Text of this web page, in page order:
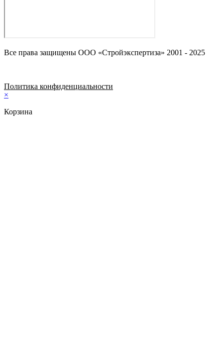
Все права защищены ООО «Стройэкспертиза» 2001 - 2025
Политика конфиденциальности
×
Корзина